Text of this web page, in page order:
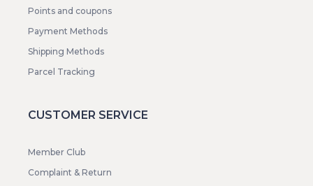
Points and coupons
Payment Methods
Shipping Methods
Parcel Tracking
CUSTOMER SERVICE
Member Club
Complaint & Return